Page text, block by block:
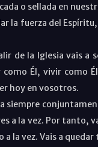
o sellada en
la fuerza del
de la Iglesia vais
como Él, vivir como
hoy en vosotros.
siempre
a la vez. Por tanto,
a la vez. Vais a